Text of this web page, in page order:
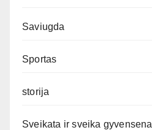
Saviugda
Sportas
storija
Sveikata ir sveika gyvensena